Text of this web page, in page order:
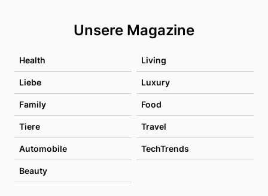
Unsere Magazine
Health Living
Liebe Luxury
Family Food
Tiere Travel
Automobile TechTrends
Beauty